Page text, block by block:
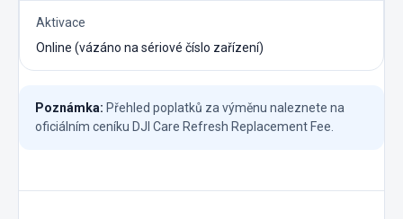
Aktivace
Online (vázáno na sériové číslo zařízení)
Poznámka: Přehled poplatků za výměnu naleznete na
oficiálním ceníku DJI Care Refresh Replacement Fee.